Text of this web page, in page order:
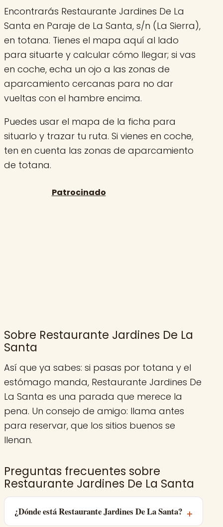
Encontrarás Restaurante Jardines De La
Santa en Paraje de La Santa, s/n (La Sierra),
en totana. Tienes el mapa aquí al lado
para situarte y calcular cómo llegar; si vas
en coche, echa un ojo a las zonas de
aparcamiento cercanas para no dar
vueltas con el hambre encima.
Puedes usar el mapa de la ficha para
situarlo y trazar tu ruta. Si vienes en coche,
ten en cuenta las zonas de aparcamiento
de totana.
Sobre Restaurante Jardines De La
Santa
Así que ya sabes: si pasas por totana y el
estómago manda, Restaurante Jardines De
La Santa es una parada que merece la
pena. Un consejo de amigo: llama antes
para reservar, que los sitios buenos se
llenan.
Preguntas frecuentes sobre
Restaurante Jardines De La Santa
¿Dónde está Restaurante Jardines De La Santa?